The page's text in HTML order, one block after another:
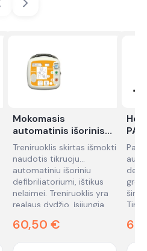
Mokomasis
automatinis išorinis
širdies defibriliatorius
MEPAD (AED) - nuoma
Treniruoklis skirtas išmokti
naudotis tikruoju
automatiniu išoriniu
defibriliatoriumi, ištikus
nelaimei. Treniruoklis yra
realaus dydžio, įsijungia…
60,50 €